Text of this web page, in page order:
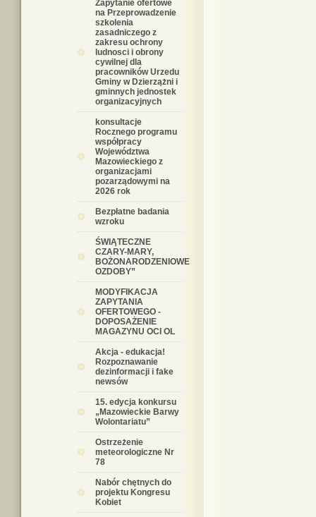
Zapytanie ofertowe
na Przeprowadzenie
szkolenia
zasadniczego z
zakresu ochrony
ludnosci i obrony
cywilnej dla
pracowników Urzedu
Gminy w Dzierzążni i
gminnych jednostek
organizacyjnych
konsultacje
Rocznego programu
współpracy
Województwa
Mazowieckiego z
organizacjami
pozarządowymi na
2026 rok
Bezpłatne badania
wzroku
ŚWIĄTECZNE
CZARY-MARY,
BOŻONARODZENIOWE
OZDOBY”
MODYFIKACJA
ZAPYTANIA
OFERTOWEGO -
DOPOSAŻENIE
MAGAZYNU OCI OL
Akcja - edukacja!
Rozpoznawanie
dezinformacji i fake
newsów
15. edycja konkursu
„Mazowieckie Barwy
Wolontariatu”
Ostrzeżenie
meteorologiczne Nr
78
Nabór chętnych do
projektu Kongresu
Kobiet